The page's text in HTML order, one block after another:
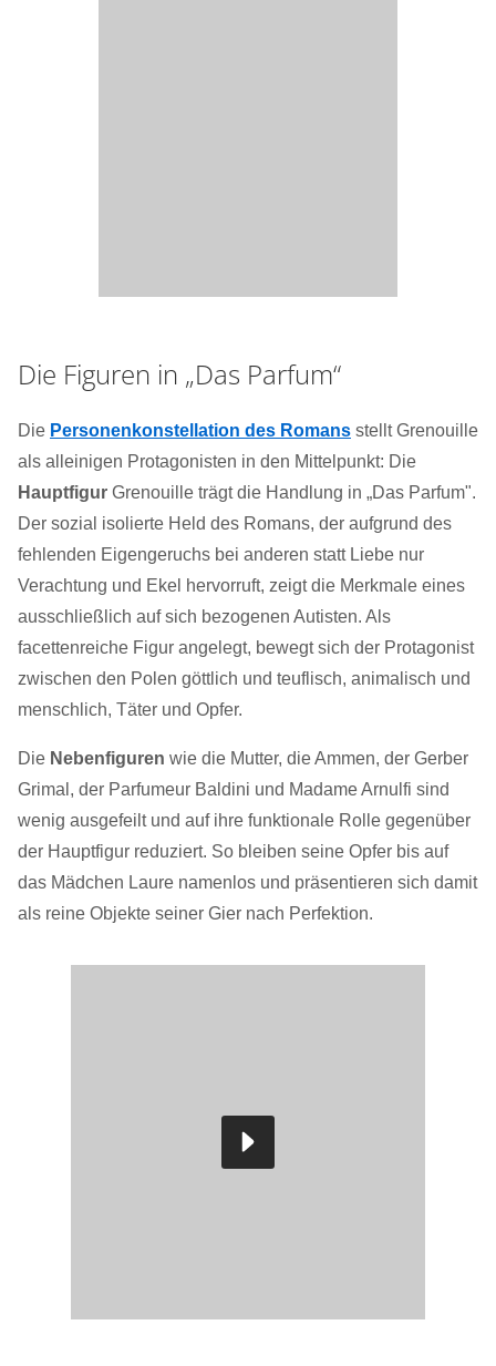
Die Figuren in „Das Parfum“
Die Personenkonstellation des Romans stellt Grenouille
als alleinigen Protagonisten in den Mittelpunkt: Die
Hauptfigur Grenouille trägt die Handlung in „Das Parfum".
Der sozial isolierte Held des Romans, der aufgrund des
fehlenden Eigengeruchs bei anderen statt Liebe nur
Verachtung und Ekel hervorruft, zeigt die Merkmale eines
ausschließlich auf sich bezogenen Autisten. Als
facettenreiche Figur angelegt, bewegt sich der Protagonist
zwischen den Polen göttlich und teuflisch, animalisch und
menschlich, Täter und Opfer.
Die Nebenfiguren wie die Mutter, die Ammen, der Gerber
Grimal, der Parfumeur Baldini und Madame Arnulfi sind
wenig ausgefeilt und auf ihre funktionale Rolle gegenüber
der Hauptfigur reduziert. So bleiben seine Opfer bis auf
das Mädchen Laure namenlos und präsentieren sich damit
als reine Objekte seiner Gier nach Perfektion.